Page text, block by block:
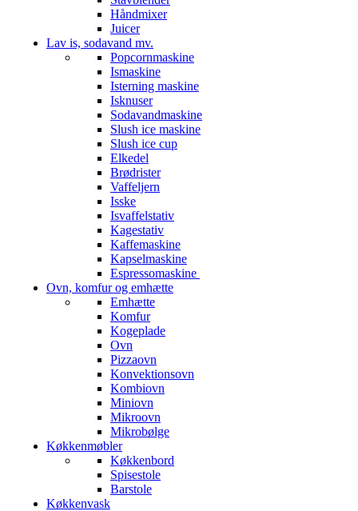
Håndmixer
Juicer
Lav is, sodavand mv.
Popcornmaskine
Ismaskine
Isterning maskine
Isknuser
Sodavandmaskine
Slush ice maskine
Slush ice cup
Elkedel
Brødrister
Vaffeljern
Isske
Isvaffelstativ
Kagestativ
Kaffemaskine
Kapselmaskine
Espressomaskine
Ovn, komfur og emhætte
Emhætte
Komfur
Kogeplade
Ovn
Pizzaovn
Konvektionsovn
Kombiovn
Miniovn
Mikroovn
Mikrobølge
Køkkenmøbler
Køkkenbord
Spisestole
Barstole
Køkkenvask